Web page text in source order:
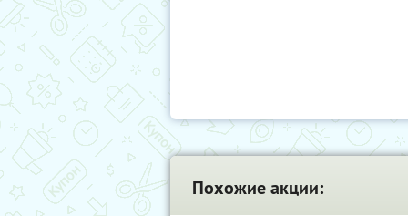
Похожие акции: